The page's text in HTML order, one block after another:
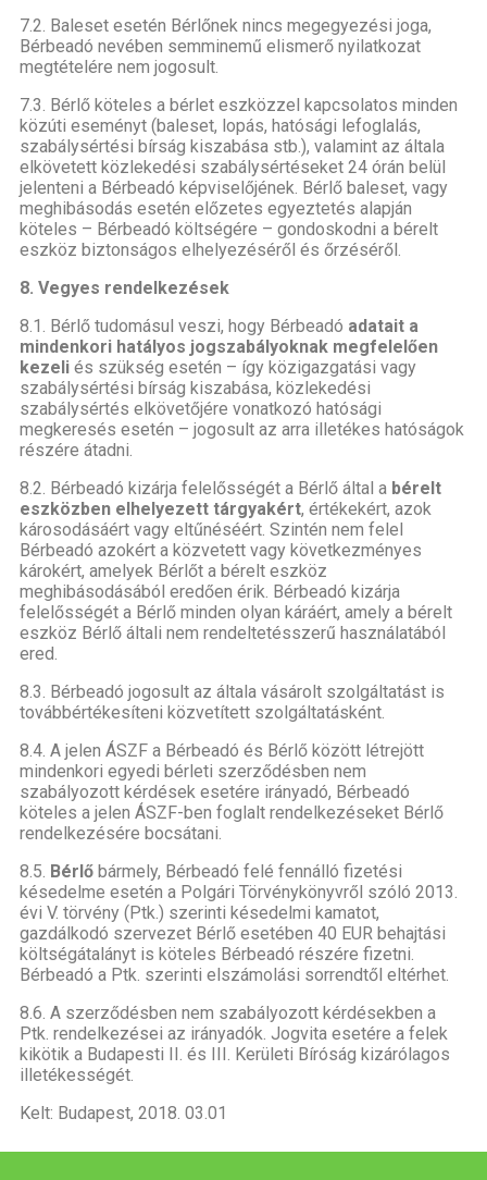
7.2. Baleset esetén Bérlőnek nincs megegyezési joga,
Bérbeadó nevében semminemű elismerő nyilatkozat
megtételére nem jogosult.
7.3. Bérlő köteles a bérlet eszközzel kapcsolatos minden
közúti eseményt (baleset, lopás, hatósági lefoglalás,
szabálysértési bírság kiszabása stb.), valamint az általa
elkövetett közlekedési szabálysértéseket 24 órán belül
jelenteni a Bérbeadó képviselőjének. Bérlő baleset, vagy
meghibásodás esetén előzetes egyeztetés alapján
köteles – Bérbeadó költségére – gondoskodni a bérelt
eszköz biztonságos elhelyezéséről és őrzéséről.
8. Vegyes rendelkezések
8.1. Bérlő tudomásul veszi, hogy Bérbeadó adatait a
mindenkori hatályos jogszabályoknak megfelelően
kezeli és szükség esetén – így közigazgatási vagy
szabálysértési bírság kiszabása, közlekedési
szabálysértés elkövetőjére vonatkozó hatósági
megkeresés esetén – jogosult az arra illetékes hatóságok
részére átadni.
8.2. Bérbeadó kizárja felelősségét a Bérlő által a bérelt
eszközben elhelyezett tárgyakért, értékekért, azok
károsodásáért vagy eltűnéséért. Szintén nem felel
Bérbeadó azokért a közvetett vagy következményes
károkért, amelyek Bérlőt a bérelt eszköz
meghibásodásából eredően érik. Bérbeadó kizárja
felelősségét a Bérlő minden olyan káráért, amely a bérelt
eszköz Bérlő általi nem rendeltetésszerű használatából
ered.
8.3. Bérbeadó jogosult az általa vásárolt szolgáltatást is
továbbértékesíteni közvetített szolgáltatásként.
8.4. A jelen ÁSZF a Bérbeadó és Bérlő között létrejött
mindenkori egyedi bérleti szerződésben nem
szabályozott kérdések esetére irányadó, Bérbeadó
köteles a jelen ÁSZF-ben foglalt rendelkezéseket Bérlő
rendelkezésére bocsátani.
8.5. Bérlő bármely, Bérbeadó felé fennálló fizetési
késedelme esetén a Polgári Törvénykönyvről szóló 2013.
évi V. törvény (Ptk.) szerinti késedelmi kamatot,
gazdálkodó szervezet Bérlő esetében 40 EUR behajtási
költségátalányt is köteles Bérbeadó részére fizetni.
Bérbeadó a Ptk. szerinti elszámolási sorrendtől eltérhet.
8.6. A szerződésben nem szabályozott kérdésekben a
Ptk. rendelkezései az irányadók. Jogvita esetére a felek
kikötik a Budapesti II. és III. Kerületi Bíróság kizárólagos
illetékességét.
Kelt: Budapest, 2018. 03.01